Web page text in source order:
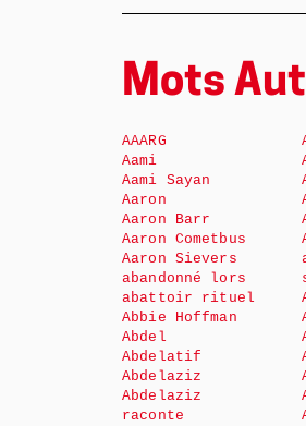
Mots
AAARG
Aami
Aami Sayan
Aaron
Aaron Barr
Aaron Cometbus
Aaron Sievers
abandonné lors
abattoir rituel
Abbie Hoffman
Abdel
Abdelatif
Abdelaziz
Abdelaziz
raconte